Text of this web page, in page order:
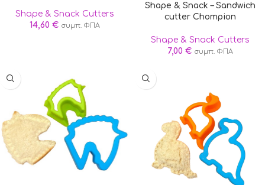
Shape & Snack Cutters
14,60 € συμπ. ΦΠΑ
Shape & Snack – Sandwich
cutter Chompion
Shape & Snack Cutters
7,00 € συμπ. ΦΠΑ